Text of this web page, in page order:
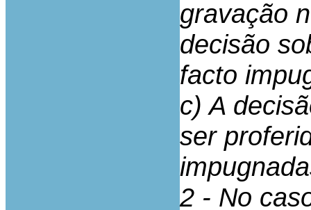
gravação
decisão
facto
c) A
ser
2 - No